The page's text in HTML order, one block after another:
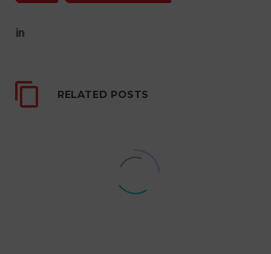
RELATED POSTS